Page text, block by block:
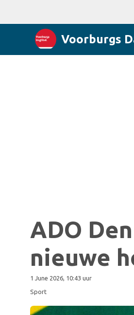
Voorburgs
ADO
nieuwe
1 June 2026, 10:43 uur
Sport